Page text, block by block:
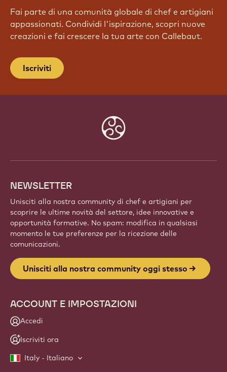
Fai parte di una comunità globale di chef e artigiani
appassionati. Condividi l'ispirazione, scopri nuove
creazioni e fai crescere la tua arte con Callebaut.
Iscriviti
NEWSLETTER
Unisciti alla nostra community di chef e artigiani per
scoprire le ultime novità del settore, idee innovative e
opportunità formative. No spam: modifica in qualsiasi
momento le tue preferenze per la ricezione delle
comunicazioni.
Unisciti alla nostra community oggi stesso
ACCOUNT E IMPOSTAZIONI
Accedi
Iscriviti ora
Italy - Italiano